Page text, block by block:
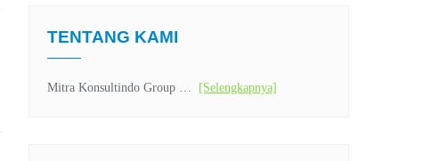
TENTANG KAMI
Mitra Konsultindo Group … [Selengkapnya]